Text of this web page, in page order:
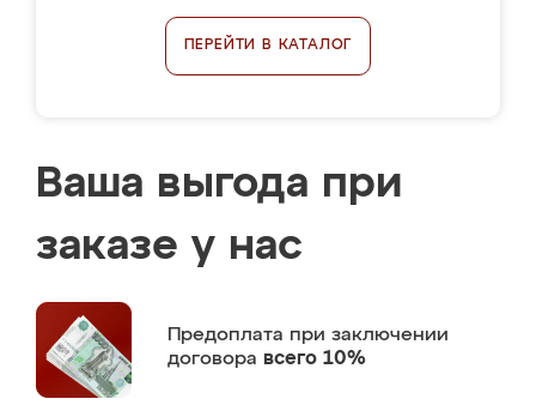
ПЕРЕЙТИ В КАТАЛОГ
Ваша выгода при
заказе у нас
Предоплата при заключении
договора всего 10%